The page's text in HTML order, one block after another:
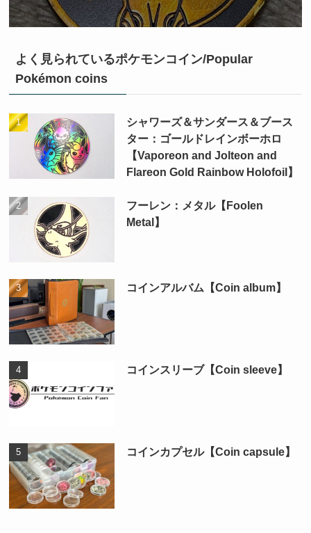
よく見られているポケモンコイン/Popular
Pokémon coins
シャワーズ＆サンダース＆ブース
ター：ゴールドレインボーホロ
【Vaporeon and Jolteon and
Flareon Gold Rainbow Holofoil】
フーレン：メタル【Foolen
Metal】
コインアルバム【Coin album】
コインスリーブ【Coin sleeve】
コインカプセル【Coin capsule】